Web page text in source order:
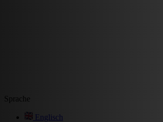
Sprache
Englisch